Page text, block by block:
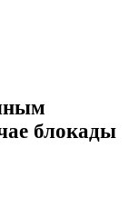
блокады